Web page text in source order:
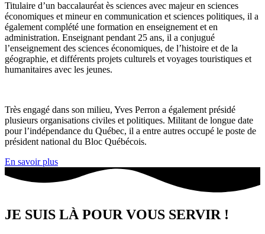
Titulaire d’un baccalauréat ès sciences avec majeur en sciences
économiques et mineur en communication et sciences politiques, il a
également complété une formation en enseignement et en
administration. Enseignant pendant 25 ans, il a conjugué
l’enseignement des sciences économiques, de l’histoire et de la
géographie, et différents projets culturels et voyages touristiques et
humanitaires avec les jeunes.
Très engagé dans son milieu, Yves Perron a également présidé
plusieurs organisations civiles et politiques. Militant de longue date
pour l’indépendance du Québec, il a entre autres occupé le poste de
président national du Bloc Québécois.
En savoir plus
JE SUIS LÀ POUR VOUS SERVIR !